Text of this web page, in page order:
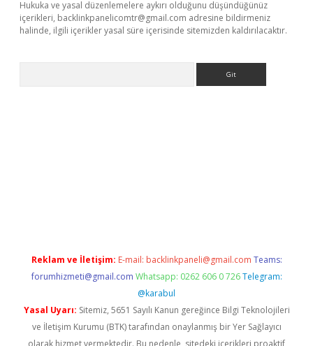
Hukuka ve yasal düzenlemelere aykırı olduğunu düşündüğünüz
içerikleri, backlinkpanelicomtr@gmail.com adresine bildirmeniz
halinde, ilgili içerikler yasal süre içerisinde sitemizden kaldırılacaktır.
Reklam ve İletişim: E-mail: backlinkpaneli@gmail.com Teams:
forumhizmeti@gmail.com Whatsapp: 0262 606 0 726 Telegram:
@karabul
Yasal Uyarı: Sitemiz, 5651 Sayılı Kanun gereğince Bilgi Teknolojileri
ve İletişim Kurumu (BTK) tarafından onaylanmış bir Yer Sağlayıcı
olarak hizmet vermektedir. Bu nedenle, sitedeki içerikleri proaktif